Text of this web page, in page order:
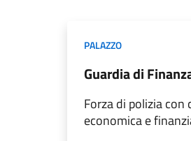
PALAZZO
Guardia di
Forza di polizia con
economica e